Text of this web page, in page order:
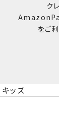
ク
をご
キッズ